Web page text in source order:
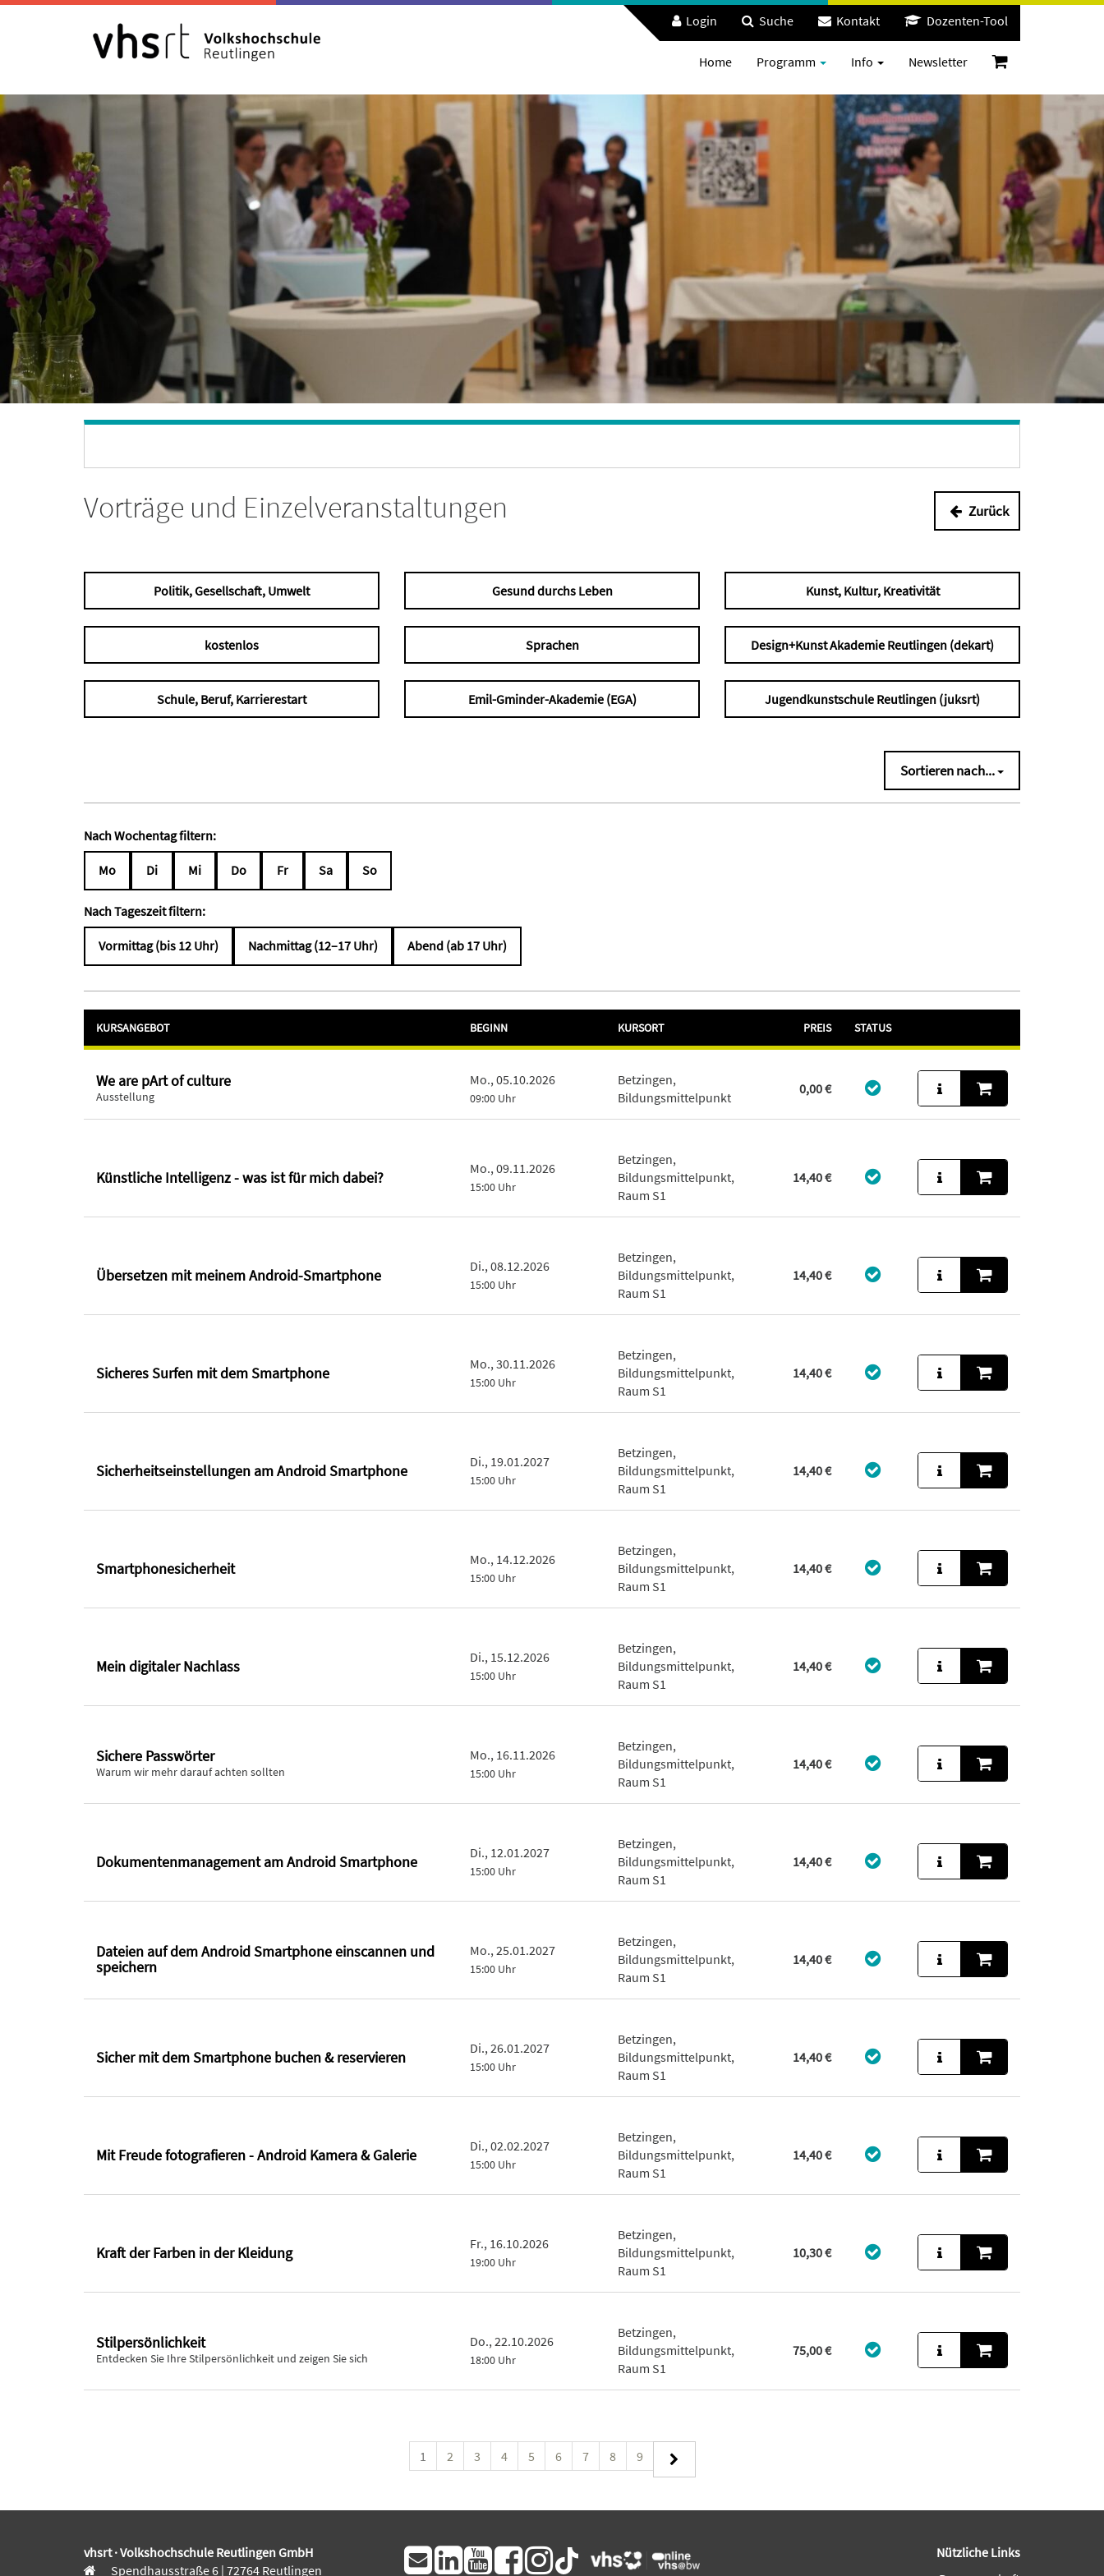
Login Suche Kontakt Dozenten-Tool
Home Programm Info Newsletter
Vorträge und Einzelveranstaltungen Zurück
Politik, Gesellschaft, Umwelt Gesund durchs Leben Kunst, Kultur, Kreativität
kostenlos Sprachen Design+Kunst Akademie Reutlingen (dekart)
Schule, Beruf, Karrierestart Emil-Gminder-Akademie (EGA) Jugendkunstschule Reutlingen (juksrt)
Sortieren nach...
Nach Wochentag filtern:
Mo Di Mi Do Fr Sa So
Nach Tageszeit filtern:
Vormittag (bis 12 Uhr) Nachmittag (12–17 Uhr) Abend (ab 17 Uhr)
KURSANGEBOT BEGINN KURSORT PREIS STATUS
We are pArt of culture
Ausstellung
Mo., 05.10.2026
09:00 Uhr
Betzingen,
Bildungsmittelpunkt
0,00 €
Künstliche Intelligenz - was ist für mich dabei? Mo., 09.11.2026
15:00 Uhr
Betzingen,
Bildungsmittelpunkt,
Raum S1
14,40 €
Übersetzen mit meinem Android-Smartphone Di., 08.12.2026
15:00 Uhr
Betzingen,
Bildungsmittelpunkt,
Raum S1
14,40 €
Sicheres Surfen mit dem Smartphone Mo., 30.11.2026
15:00 Uhr
Betzingen,
Bildungsmittelpunkt,
Raum S1
14,40 €
Sicherheitseinstellungen am Android Smartphone Di., 19.01.2027
15:00 Uhr
Betzingen,
Bildungsmittelpunkt,
Raum S1
14,40 €
Smartphonesicherheit Mo., 14.12.2026
15:00 Uhr
Betzingen,
Bildungsmittelpunkt,
Raum S1
14,40 €
Mein digitaler Nachlass Di., 15.12.2026
15:00 Uhr
Betzingen,
Bildungsmittelpunkt,
Raum S1
14,40 €
Sichere Passwörter
Warum wir mehr darauf achten sollten
Mo., 16.11.2026
15:00 Uhr
Betzingen,
Bildungsmittelpunkt,
Raum S1
14,40 €
Dokumentenmanagement am Android Smartphone Di., 12.01.2027
15:00 Uhr
Betzingen,
Bildungsmittelpunkt,
Raum S1
14,40 €
Dateien auf dem Android Smartphone einscannen und
speichern
Mo., 25.01.2027
15:00 Uhr
Betzingen,
Bildungsmittelpunkt,
Raum S1
14,40 €
Sicher mit dem Smartphone buchen & reservieren Di., 26.01.2027
15:00 Uhr
Betzingen,
Bildungsmittelpunkt,
Raum S1
14,40 €
Mit Freude fotografieren - Android Kamera & Galerie Di., 02.02.2027
15:00 Uhr
Betzingen,
Bildungsmittelpunkt,
Raum S1
14,40 €
Kraft der Farben in der Kleidung Fr., 16.10.2026
19:00 Uhr
Betzingen,
Bildungsmittelpunkt,
Raum S1
10,30 €
Stilpersönlichkeit
Entdecken Sie Ihre Stilpersönlichkeit und zeigen Sie sich
Do., 22.10.2026
18:00 Uhr
Betzingen,
Bildungsmittelpunkt,
Raum S1
75,00 €
1 2 3 4 5 6 7 8 9
vhsrt · Volkshochschule Reutlingen GmbH
Spendhausstraße 6 | 72764 Reutlingen
Nützliche Links